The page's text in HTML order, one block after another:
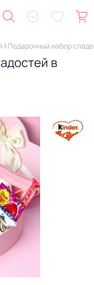
Подарочный набор
в